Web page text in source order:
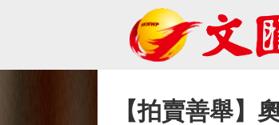
【拍賣善舉】